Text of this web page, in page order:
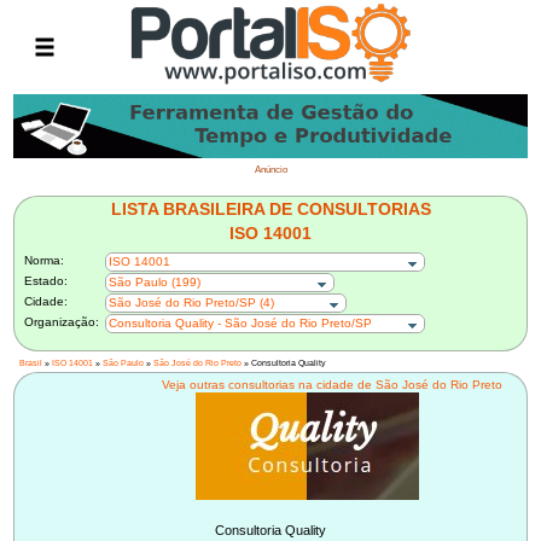
Anúncio
LISTA BRASILEIRA DE CONSULTORIAS
ISO 14001
Norma:
ISO 14001
Estado:
São Paulo (199)
Cidade:
São José do Rio Preto/SP (4)
Organização:
Consultoria Quality - São José do Rio Preto/SP
Brasil »ISO 14001 »São Paulo »São José do Rio Preto » Consultoria Quality
Veja outras consultorias na cidade de São José do Rio Preto
Consultoria Quality